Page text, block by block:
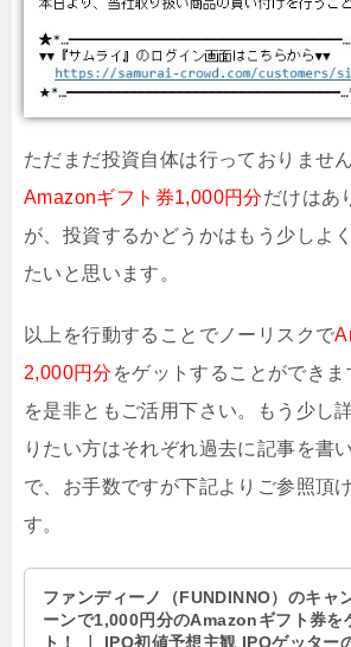
ただまだ投資自体は行っておりませ
Amazonギフト券1,000円分だけはあ
が、投資するかどうかはもう少しよ
たいと思います。
以上を行動することでノーリスクで
2,000円分 をゲットすることができま
を是非ともご活用下さい。もう少し
りたい方はそれぞれ過去に記事を書
で、お手数ですが下記よりご参照頂
す。
ファンディーノ（FUNDINNO）のキャ
ーンで1,000円分のAmazonギフト券を
ト！ ｜ IPO初値予想主観 IPOゲッター